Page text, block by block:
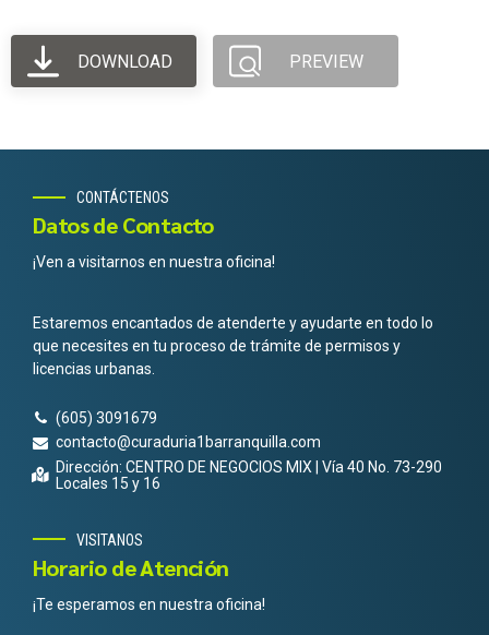
DOWNLOAD PREVIEW
CONTÁCTENOS
Datos de Contacto
¡Ven a visitarnos en nuestra oficina!
Estaremos encantados de atenderte y ayudarte en todo lo
que necesites en tu proceso de trámite de permisos y
licencias urbanas.
(605) 3091679
contacto@curaduria1barranquilla.com
Dirección: CENTRO DE NEGOCIOS MIX | Vía 40 No. 73-290
Locales 15 y 16
VISITANOS
Horario de Atención
¡Te esperamos en nuestra oficina!